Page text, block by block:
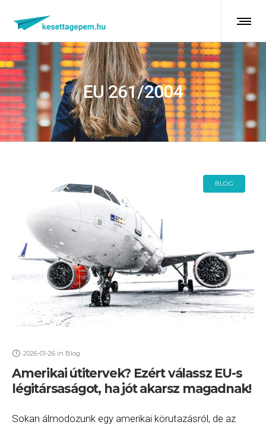
EU 261/2004
BLOG
2026-01-26 in Blog
Amerikai útitervek? Ezért válassz EU-s
légitársaságot, ha jót akarsz magadnak!
Sokan álmodozunk egy amerikai körutazásról, de az